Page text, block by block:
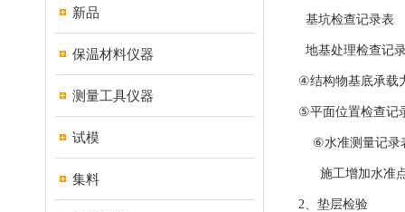
新品
保温材料仪器
测量工具仪器
试模
集料
基坑检查记录表
地基处理检查记
④结构物基底承载
⑤平面位置检查
⑥水准测量记录
施工增加水准
2、垫层检验